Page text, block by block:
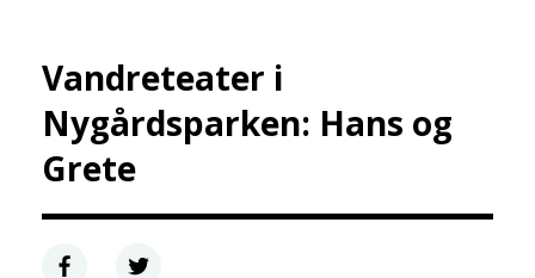
Vandreteater i
Nygårdsparken: Hans og
Grete